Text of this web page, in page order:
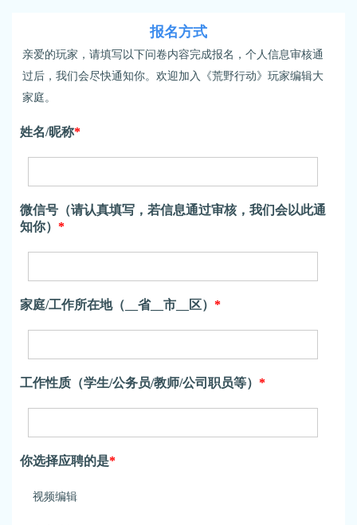
报名方式
亲爱的玩家，请填写以下问卷内容完成报名，个人信息审核通
过后，我们会尽快通知你。欢迎加入《荒野行动》玩家编辑大
家庭。
姓名/昵称*
微信号（请认真填写，若信息通过审核，我们会以此通
知你） *
家庭/工作所在地（__省__市__区） *
工作性质（学生/公务员/教师/公司职员等） *
你选择应聘的是*
视频编辑
关注微博：荒野行动官方微博 关注微信：网易荒野行动